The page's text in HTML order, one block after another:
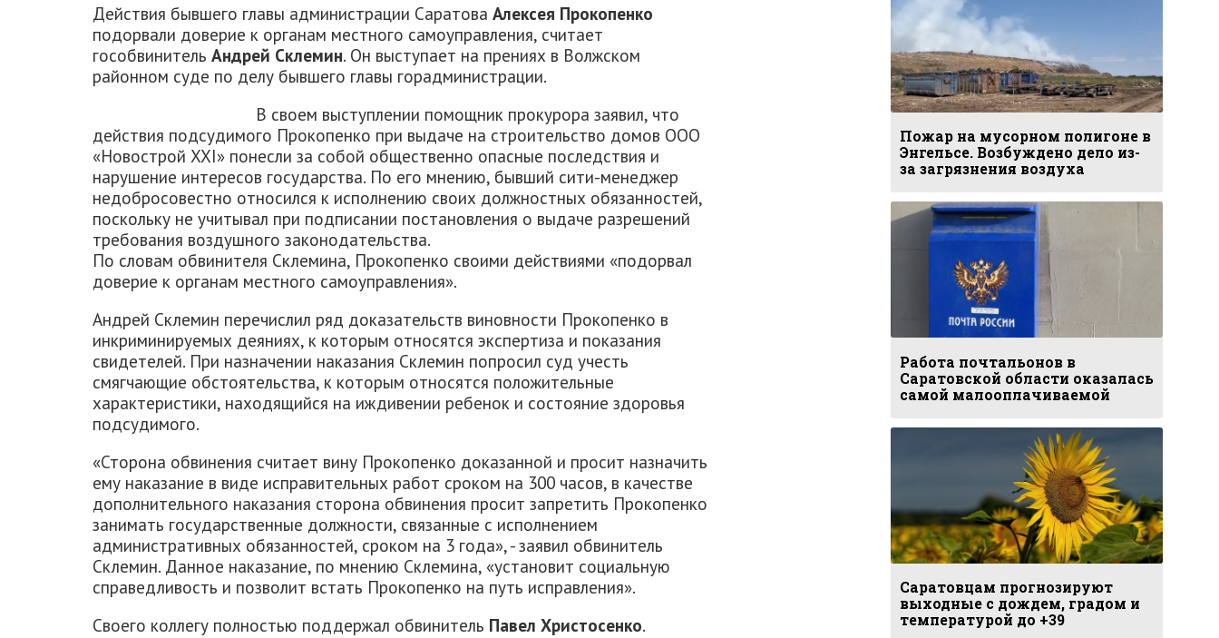
Действия бывшего главы администрации Саратова Алексея Прокопенко
подорвали доверие к органам местного самоуправления, считает
гособвинитель Андрей Склемин. Он выступает на прениях в Волжском
районном суде по делу бывшего главы горадминистрации.
В своем выступлении помощник прокурора заявил, что
действия подсудимого Прокопенко при выдаче на строительство домов ООО
«Новострой XXI» понесли за собой общественно опасные последствия и
нарушение интересов государства. По его мнению, бывший сити-менеджер
недобросовестно относился к исполнению своих должностных обязанностей,
поскольку не учитывал при подписании постановления о выдаче разрешений
требования воздушного законодательства.
По словам обвинителя Склемина, Прокопенко своими действиями «подорвал
доверие к органам местного самоуправления».
Андрей Склемин перечислил ряд доказательств виновности Прокопенко в
инкриминируемых деяниях, к которым относятся экспертиза и показания
свидетелей. При назначении наказания Склемин попросил суд учесть
смягчающие обстоятельства, к которым относятся положительные
характеристики, находящийся на иждивении ребенок и состояние здоровья
подсудимого.
«Сторона обвинения считает вину Прокопенко доказанной и просит назначить
ему наказание в виде исправительных работ сроком на 300 часов, в качестве
дополнительного наказания сторона обвинения просит запретить Прокопенко
занимать государственные должности, связанные с исполнением
административных обязанностей, сроком на 3 года», - заявил обвинитель
Склемин. Данное наказание, по мнению Склемина, «установит социальную
справедливость и позволит встать Прокопенко на путь исправления».
Своего коллегу полностью поддержал обвинитель Павел Христосенко.
Пожар на мусорном полигоне в
Энгельсе. Возбуждено дело из-
за загрязнения воздуха
Работа почтальонов в
Саратовской области оказалась
самой малооплачиваемой
Саратовцам прогнозируют
выходные с дождем, градом и
температурой до +39